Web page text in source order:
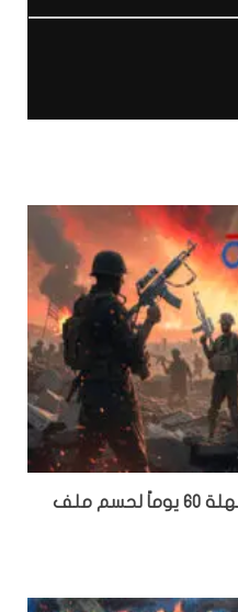
سباق مع الزمن.. العراق أمام مهلة 60 يوماً لحسم ملف